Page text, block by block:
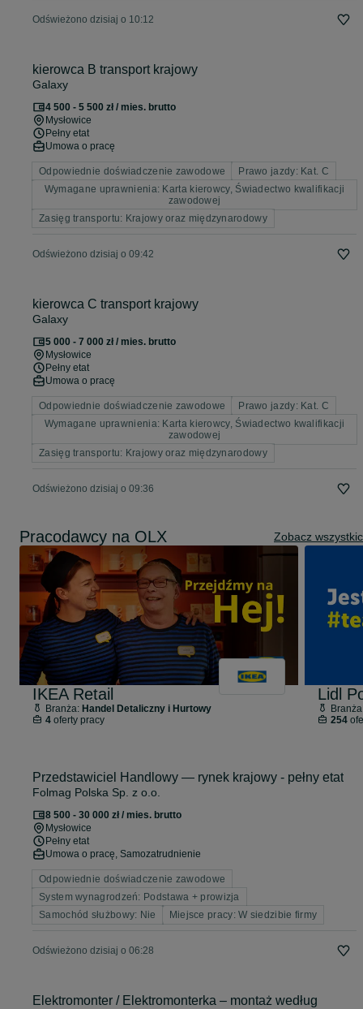
Odświeżono dzisiaj o 10:12
kierowca B transport krajowy
Galaxy
4 500 - 5 500 zł / mies. brutto
Mysłowice
Pełny etat
Umowa o pracę
Odpowiednie doświadczenie zawodowe
Prawo jazdy: Kat. C
Wymagane uprawnienia: Karta kierowcy, Świadectwo kwalifikacji
zawodowej
Zasięg transportu: Krajowy oraz międzynarodowy
Odświeżono dzisiaj o 09:42
kierowca C transport krajowy
Galaxy
5 000 - 7 000 zł / mies. brutto
Mysłowice
Pełny etat
Umowa o pracę
Odpowiednie doświadczenie zawodowe
Prawo jazdy: Kat. C
Wymagane uprawnienia: Karta kierowcy, Świadectwo kwalifikacji
zawodowej
Zasięg transportu: Krajowy oraz międzynarodowy
Odświeżono dzisiaj o 09:36
Pracodawcy na OLX Zobacz
IKEA Retail
Branża: Handel Detaliczny i Hurtowy
4oferty pracy
Lidl
254
Przedstawiciel Handlowy — rynek krajowy - pełny etat
Folmag Polska Sp. z o.o.
8 500 - 30 000 zł / mies. brutto
Mysłowice
Pełny etat
Umowa o pracę, Samozatrudnienie
Odpowiednie doświadczenie zawodowe
System wynagrodzeń: Podstawa + prowizja
Samochód służbowy: Nie
Miejsce pracy: W siedzibie firmy
Odświeżono dzisiaj o 06:28
Elektromonter / Elektromonterka – montaż według